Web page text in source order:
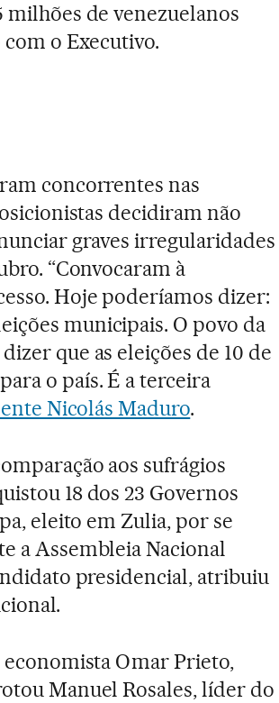
milhões de venezuelanos
o Executivo.
concorrentes nas
decidiram não
graves irregularidades
“Convocaram à
Hoje poderíamos dizer:
municipais. O povo da
que as eleições de 10 de
o país. É a terceira
Nicolás Maduro.
aos sufrágios
18 dos 23 Governos
eleito em Zulia, por se
a Assembleia Nacional
presidencial, atribuiu
Omar Prieto,
Manuel Rosales, líder do